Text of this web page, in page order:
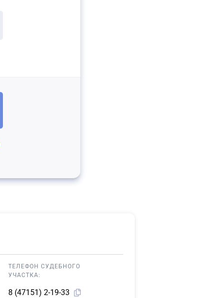
ТЕЛЕФОН СУДЕБНОГО
УЧАСТКА:
8 (47151) 2-19-33